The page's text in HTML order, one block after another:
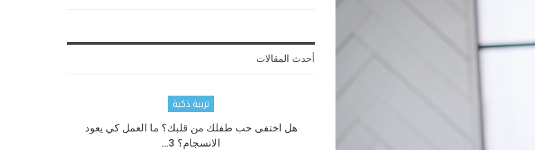
أحدث المقالات
تربية ذكية
هل اختفى حب طفلك من قلبك؟ ما العمل كي يعود
الانسجام؟ 3…